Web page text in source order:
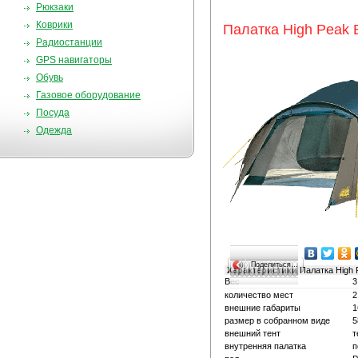
Рюкзаки
Коврики
Радиостанции
GPS навигаторы
Обувь
Газовое оборудование
Посуда
Одежда
Палатка High Peak
Поделиться…
ХарактеристикиПалатка High
Вес
количество мест
2
внешние габариты
размер в собранном виде
внешний тент
внутренняя палатка